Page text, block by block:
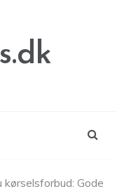
kørselsforbud: Gode